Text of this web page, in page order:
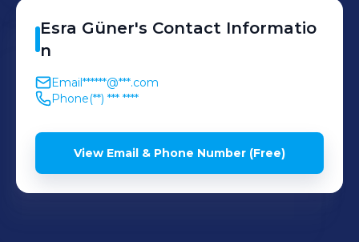
Esra Güner's Contact Informatio
n
Email******@***.com
Phone(**) *** ****
View Email & Phone Number (Free)